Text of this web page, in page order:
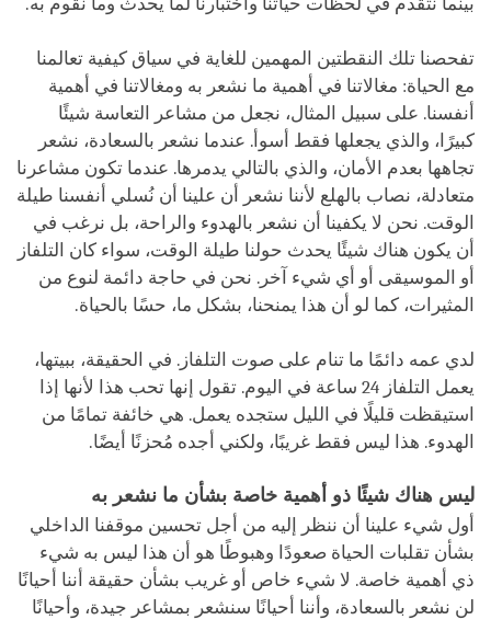
تفحصنا تلك النقطتين المهمين للغاية في سياق كيفية تعالمنا
مع الحياة: مغالاتنا في أهمية ما نشعر به ومغالاتنا في أهمية
أنفسنا. على سبيل المثال، نجعل من مشاعر التعاسة شيئًا
كبيرًا، والذي يجعلها فقط أسوأ. عندما نشعر بالسعادة، نشعر
تجاهها بعدم الأمان، والذي بالتالي يدمرها. عندما تكون مشاعرنا
متعادلة، نصاب بالهلع لأننا نشعر أن علينا أن نُسلي أنفسنا طيلة
الوقت. نحن لا يكفينا أن نشعر بالهدوء والراحة، بل نرغب في
أن يكون هناك شيئًا يحدث حولنا طيلة الوقت، سواء كان التلفاز
أو الموسيقى أو أي شيء آخر. نحن في حاجة دائمة لنوع من
المثيرات، كما لو أن هذا يمنحنا، بشكل ما، حسًا بالحياة.
لدي عمه دائمًا ما تنام على صوت التلفاز. في الحقيقة، ببيتها،
يعمل التلفاز 24 ساعة في اليوم. تقول إنها تحب هذا لأنها إذا
استيقظت قليلًا في الليل ستجده يعمل. هي خائفة تمامًا من
الهدوء. هذا ليس فقط غريبًا، ولكني أجده مُحزنًا أيضًا.
ليس هناك شيئًا ذو أهمية خاصة بشأن ما نشعر به
أول شيء علينا أن ننظر إليه من أجل تحسين موقفنا الداخلي
بشأن تقلبات الحياة صعودًا وهبوطًا هو أن هذا ليس به شيء
ذي أهمية خاصة. لا شيء خاص أو غريب بشأن حقيقة أننا أحيانًا
لن نشعر بالسعادة، وأننا أحيانًا سنشعر بمشاعر جيدة، وأحيانًا